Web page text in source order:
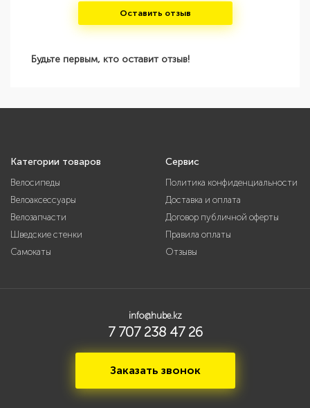
Оставить отзыв
Будьте первым, кто оставит отзыв!
Категории товаров
Велосипеды
Велоаксессуары
Велозапчасти
Шведские стенки
Самокаты
Сервис
Политика конфиденциальности
Доставка и оплата
Договор публичной оферты
Правила оплаты
Отзывы
info@hube.kz
7 707 238 47 26
Заказать звонок